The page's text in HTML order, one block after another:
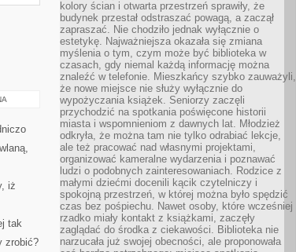
iż
tak
zrobić?
kolory ścian i otwarta przestrzeń sprawiły, że
budynek przestał odstraszać powagą, a zaczął
zapraszać. Nie chodziło jednak wyłącznie o
estetykę. Najważniejsza okazała się zmiana
myślenia o tym, czym może być biblioteka w
czasach, gdy niemal każdą informację można
znaleźć w telefonie. Mieszkańcy szybko zauważyli,
że nowe miejsce nie służy wyłącznie do
wypożyczania książek. Seniorzy zaczęli
przychodzić na spotkania poświęcone historii
miasta i wspomnieniom z dawnych lat. Młodzież
odkryła, że można tam nie tylko odrabiać lekcje,
ale też pracować nad własnymi projektami,
organizować kameralne wydarzenia i poznawać
ludzi o podobnych zainteresowaniach. Rodzice z
małymi dziećmi docenili kącik czytelniczy i
spokojną przestrzeń, w której można było spędzić
czas bez pośpiechu. Nawet osoby, które wcześniej
rzadko miały kontakt z książkami, zaczęły
zaglądać do środka z ciekawości. Biblioteka nie
narzucała już swojej obecności, ale proponowała